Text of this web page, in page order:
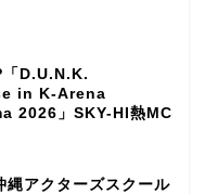
「D.U.N.K.
in K-Arena
2026」SKY-HI熱MC
アクターズスクール